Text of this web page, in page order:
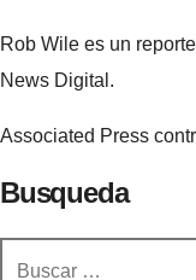
Rob Wile es un
News Digital.
Associated Press
Busqueda